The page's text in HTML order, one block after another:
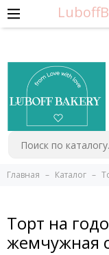
Главная Каталог
Торт на
жемчужная